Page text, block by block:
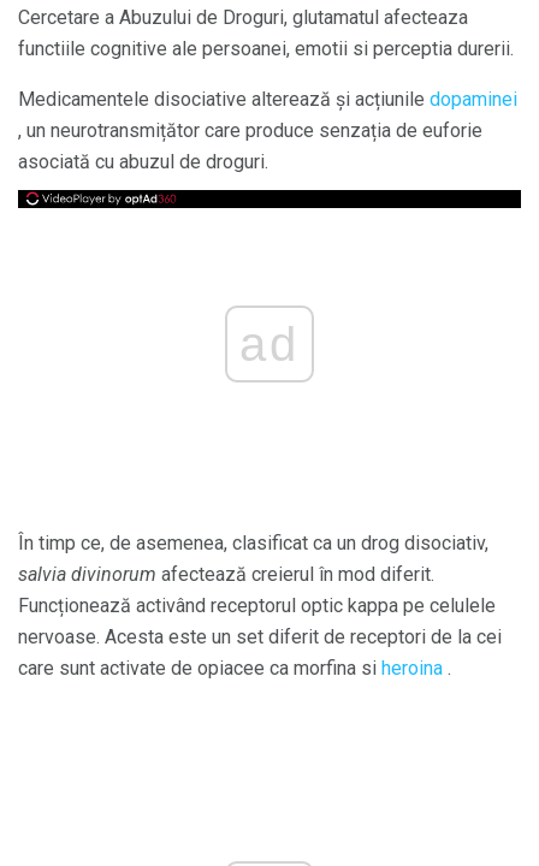
Cercetare a Abuzului de Droguri, glutamatul afecteaza
functiile cognitive ale persoanei, emotii si perceptia durerii.
Medicamentele disociative alterează și acțiunile dopaminei
, un neurotransmițător care produce senzația de euforie
asociată cu abuzul de droguri.
ad
În timp ce, de asemenea, clasificat ca un drog disociativ,
salvia divinorum afectează creierul în mod diferit.
Funcționează activând receptorul optic kappa pe celulele
nervoase. Acesta este un set diferit de receptori de la cei
care sunt activate de opiacee ca morfina si heroina .